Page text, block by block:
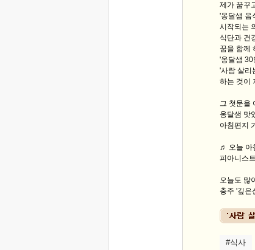
제가 꿈꾸
'옹달샘 음
시작되는
식단과 건
꿈을 함께
'옹달샘 30
'사람 살리
하는 것이
그 첫문을
옹달샘 맛
아침편지
♬ 오늘 아
피아니스
오늘도 많
충주 '깊은
#식사